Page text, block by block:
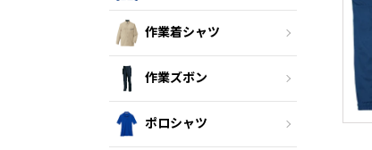
作業着シャツ
作業ズボン
ポロシャツ